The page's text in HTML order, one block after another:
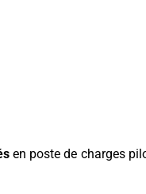
en poste de charges